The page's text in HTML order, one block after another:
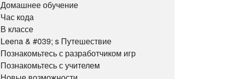
Домашнее обучение
Час кода
В классе
Leena & #039; s Путешествие
Познакомьтесь с разработчиком игр
Познакомьтесь с учителем